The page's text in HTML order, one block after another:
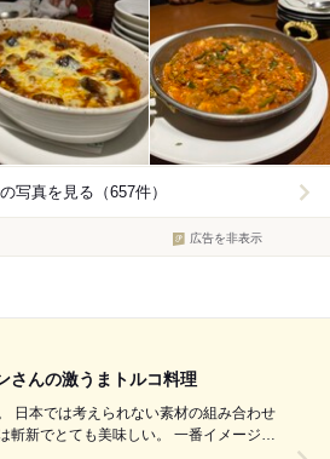
写真を見る（657件）
広告を非表示
さんの激うまトルコ料理
ても美味しい。 一番イメージし